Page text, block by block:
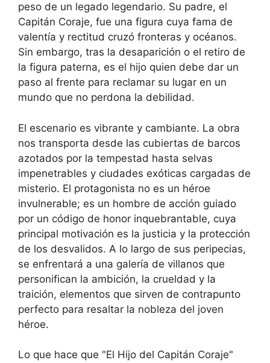
peso de un legado legendario. Su padre, el
Capitán Coraje, fue una figura cuya fama de
valentía y rectitud cruzó fronteras y océanos.
Sin embargo, tras la desaparición o el retiro de
la figura paterna, es el hijo quien debe dar un
paso al frente para reclamar su lugar en un
mundo que no perdona la debilidad.
El escenario es vibrante y cambiante. La obra
nos transporta desde las cubiertas de barcos
azotados por la tempestad hasta selvas
impenetrables y ciudades exóticas cargadas de
misterio. El protagonista no es un héroe
invulnerable; es un hombre de acción guiado
por un código de honor inquebrantable, cuya
principal motivación es la justicia y la protección
de los desvalidos. A lo largo de sus peripecias,
se enfrentará a una galería de villanos que
personifican la ambición, la crueldad y la
traición, elementos que sirven de contrapunto
perfecto para resaltar la nobleza del joven
héroe.
Lo que hace que "El Hijo del Capitán Coraje"